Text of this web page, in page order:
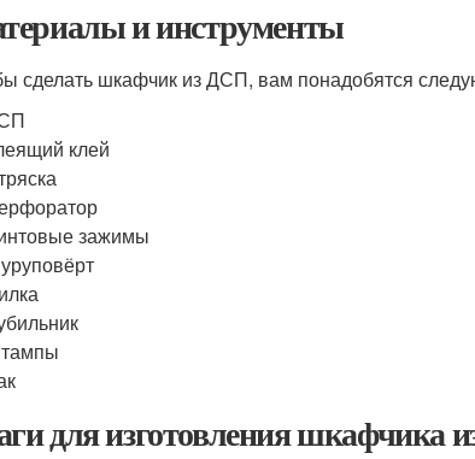
и инструменты
сделать шкафчик из ДСП, вам понадобятся
клей
зажимы
для изготовления шкафчика